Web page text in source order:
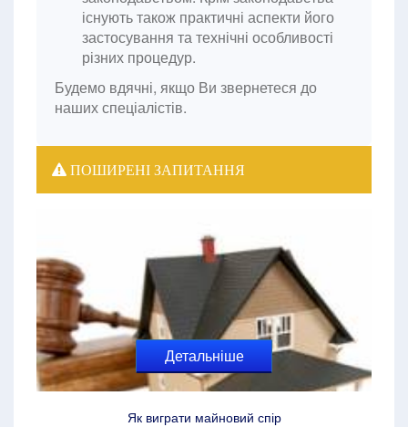
існують також практичні аспекти його
застосування та технічні особливості
різних процедур.
Будемо вдячні, якщо Ви звернетеся до
наших спеціалістів.
ПОШИРЕНІ ЗАПИТАННЯ
Детальніше
Як виграти майновий спір